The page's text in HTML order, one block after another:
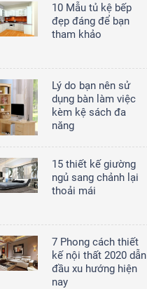
Tủ bếp 020
2,000,000
Tủ bếp 008
2,000,000đ/md
10 Mẫu tủ kệ bếp
đẹp đáng để bạn
tham khảo
Lý do bạn nên sử
dụng bàn làm việc
kèm kệ sách đa
năng
15 thiết kế giường
ngủ sang chảnh lại
thoải mái
7 Phong cách thiết
kế nội thất 2020 dẫn
đầu xu hướng hiện
nay